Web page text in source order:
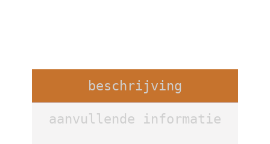
beschrijving
aanvullende informatie